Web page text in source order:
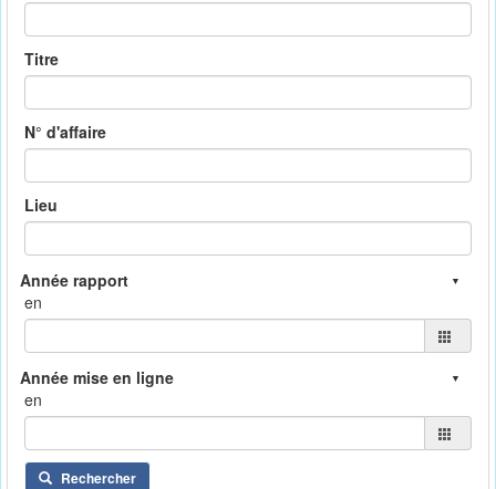
Titre
N° d'affaire
Lieu
en
en
Rechercher